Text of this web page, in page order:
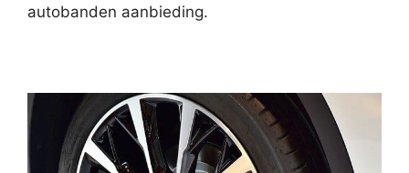
autobanden aanbieding.